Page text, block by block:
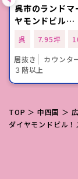
呉市のランドマ
ヤモンドビル…
呉 7.95坪
居抜き
カウンタ
３階以上
TOP ＞ 中四国 ＞
ダイヤモンドビル